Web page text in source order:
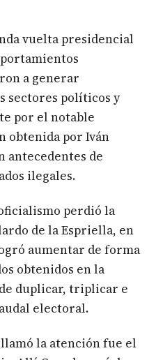
vuelta presidencial
a generar
sectores políticos y
por el notable
obtenida por Iván
antecedentes de
ilegales.
perdió la
de la Espriella, en
aumentar de forma
obtenidos en la
duplicar, triplicar e
electoral.
llamó la atención fue el